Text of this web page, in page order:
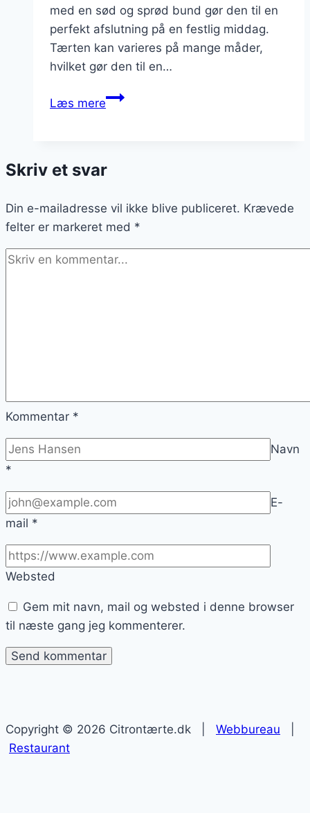
med en sød og sprød bund gør den til en
perfekt afslutning på en festlig middag.
Tærten kan varieres på mange måder,
hvilket gør den til en…
Læs mereCitrontærte
afslutning
Skriv et svar
Din e-mailadresse vil ikke blive publiceret. Krævede
felter er markeret med *
Kommentar *
Navn
*
E-
mail *
Websted
Gem mit navn, mail og websted i denne browser
til næste gang jeg kommenterer.
Copyright © 2026 Citrontærte.dk | Webbureau
Restaurant